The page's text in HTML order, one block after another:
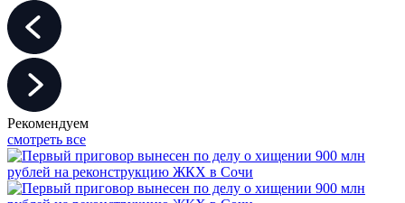
Рекомендуем
смотреть все